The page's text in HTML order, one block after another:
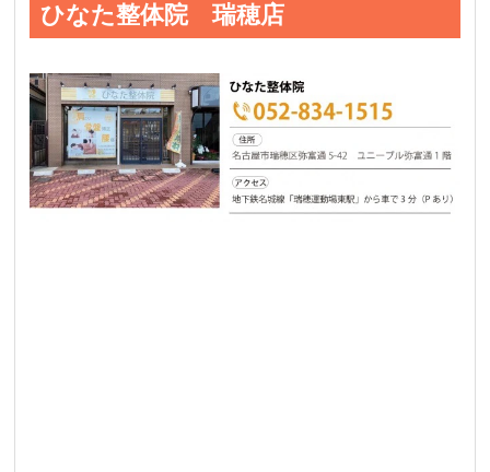
ひなた整体院 瑞穂店